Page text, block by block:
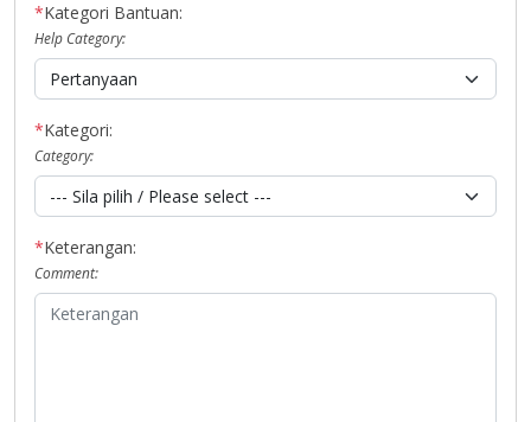
*Kategori Bantuan:
Help Category:
*Kategori:
Category:
*Keterangan:
Comment: